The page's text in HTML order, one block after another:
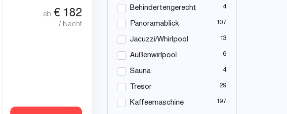
ab € 182
/ Nacht
Behindertengerecht 4
Panoramablick 107
Jacuzzi/Whirlpool 13
Außenwirlpool 6
Sauna 4
Tresor 29
Kaffeemaschine 197